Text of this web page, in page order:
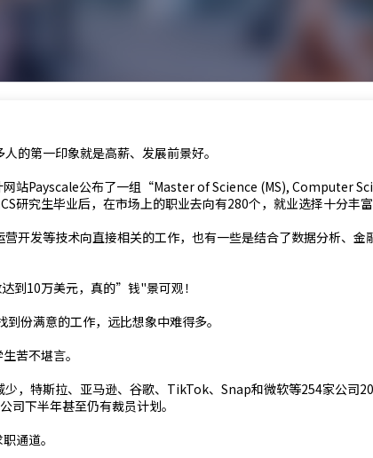
的第一印象就是高薪、发展前景好。
站Payscale公布了一组“Master of Science (MS), Computer
研究生毕业后，在市场上的职业去向有280个，就业选择十分丰富
开发等技术向直接相关的工作，也有一些是结合了数据分析、金
到10万美元，真的”钱"景可观！
份满意的工作，远比想象中难得多。
苦不堪言。
，特斯拉、亚马逊、谷歌、TikTok、Snap和微软等254家公司
司下半年甚至仍有裁员计划。
通道。